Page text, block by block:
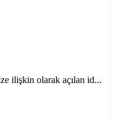
ilişkin olarak açılan id...